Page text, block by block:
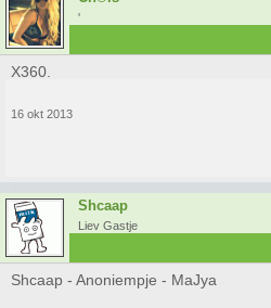
'
X360.
16 okt 2013
Shcaap
Liev Gastje
Shcaap - Anoniempje - MaJya